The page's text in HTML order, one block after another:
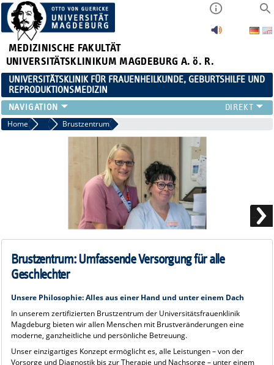
MEDIZINISCHE FAKULTÄT
UNIVERSITÄTSKLINIKUM MAGDEBURG A. ö. R.
UNIVERSITÄTSKLINIK FÜR FRAUENHEILKUNDE, GEBURTSHILFE UND
REPRODUKTIONSMEDIZIN
KLINIK
SPRECHSTUNDEN
FORSCHUNGSSCHWERPUNKTE
Home Klinik Brustzentrum
Brustzentrum: Umfassende Versorgung für alle
Geschlechter
Unsere Philosophie: Alles aus einer Hand und unter einem Dach
In unserem zertifizierten Brustzentrum der Universitätsfrauenklinik
Magdeburg bieten wir allen Menschen mit Brustveränderungen eine
moderne, ganzheitliche und persönliche Betreuung.
Unser einzigartiges Konzept ermöglicht es, alle Leistungen – von der
Vorsorge und Diagnostik bis zur Therapie und Nachsorge – unter einem